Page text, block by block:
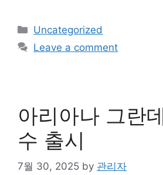
Categories
Uncategorized
Leave a comment
아리아나 그란
수 출시
7월 30, 2025 by 관리자